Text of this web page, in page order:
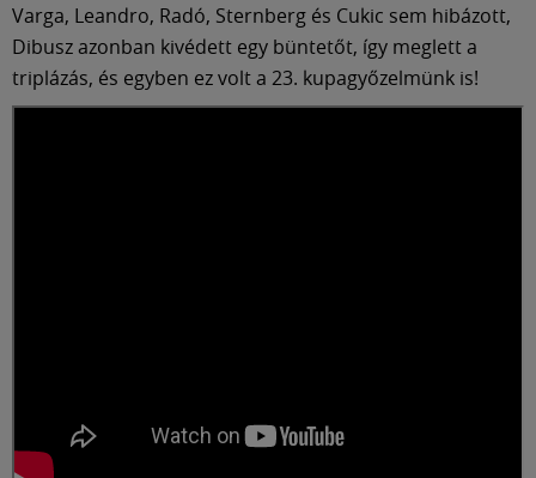
Varga, Leandro, Radó, Sternberg és Cukic sem hibázott,
Dibusz azonban kivédett egy büntetőt, így meglett a
triplázás, és egyben ez volt a 23. kupagyőzelmünk is!